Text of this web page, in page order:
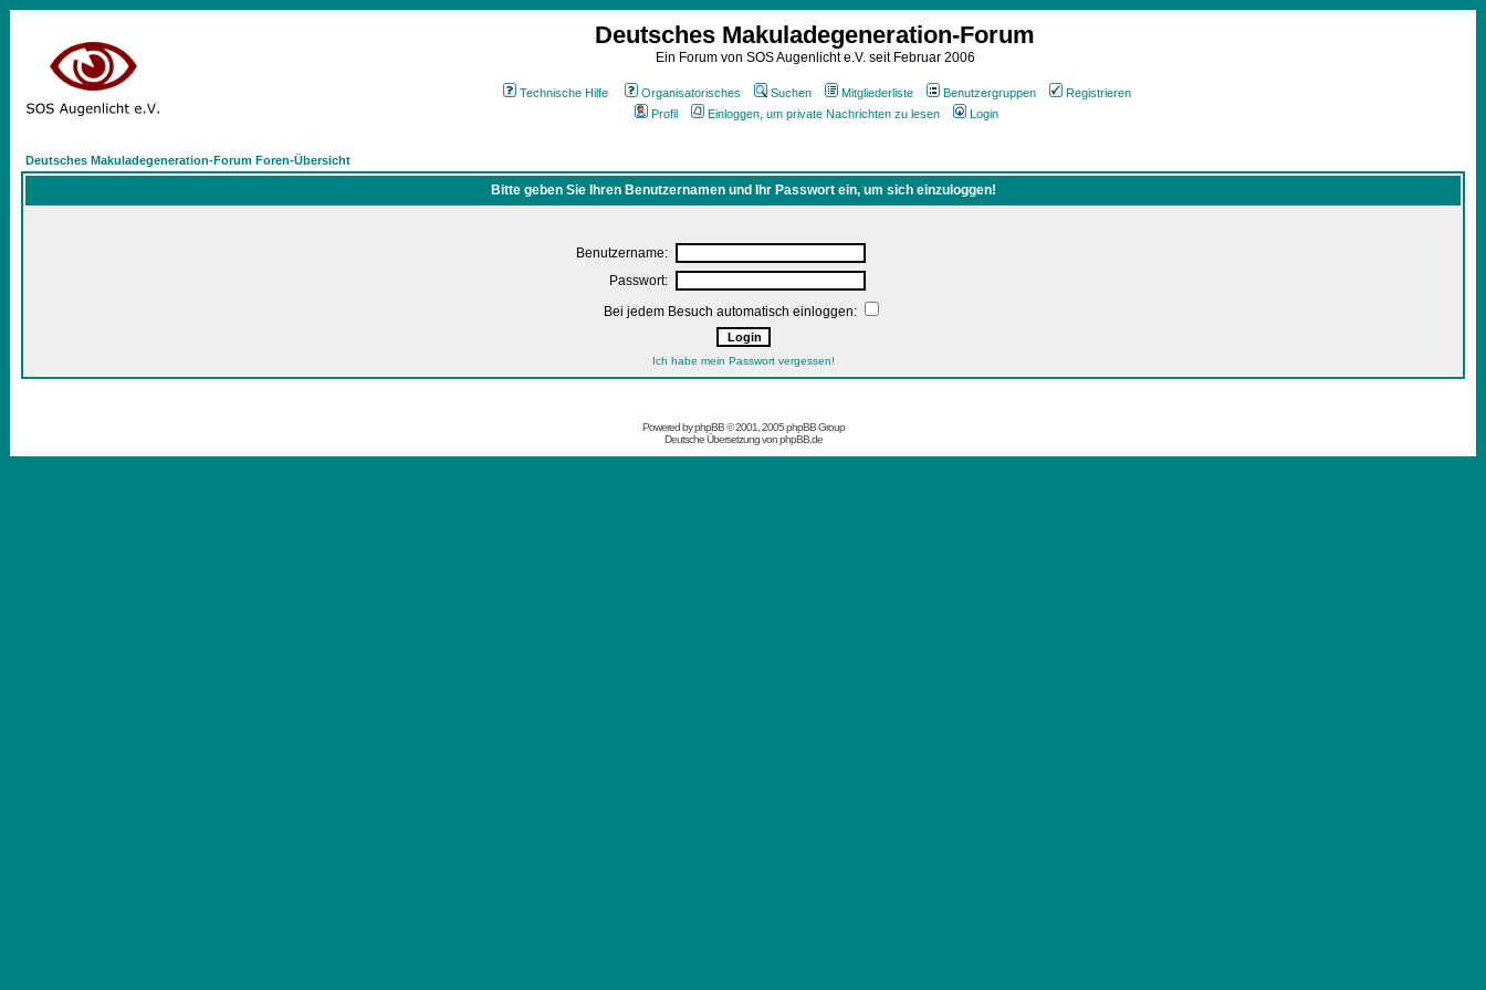
Deutsches Makuladegeneration-Forum
Ein Forum von SOS Augenlicht e.V. seit Februar 2006
Technische Hilfe Organisatorisches Suchen Mitgliederliste Benutzergruppen
Registrieren
Profil
Einloggen, um private Nachrichten zu lesen Login
Deutsches Makuladegeneration-Forum Foren-Übersicht
Bitte geben Sie Ihren Benutzernamen und Ihr Passwort ein, um sich einzuloggen!
Benutzername:
Passwort:
Bei jedem Besuch automatisch einloggen:
Ich habe mein Passwort vergessen!
Powered byphpBB© 2001, 2005 phpBB Group
Deutsche Übersetzung vonphpBB.de